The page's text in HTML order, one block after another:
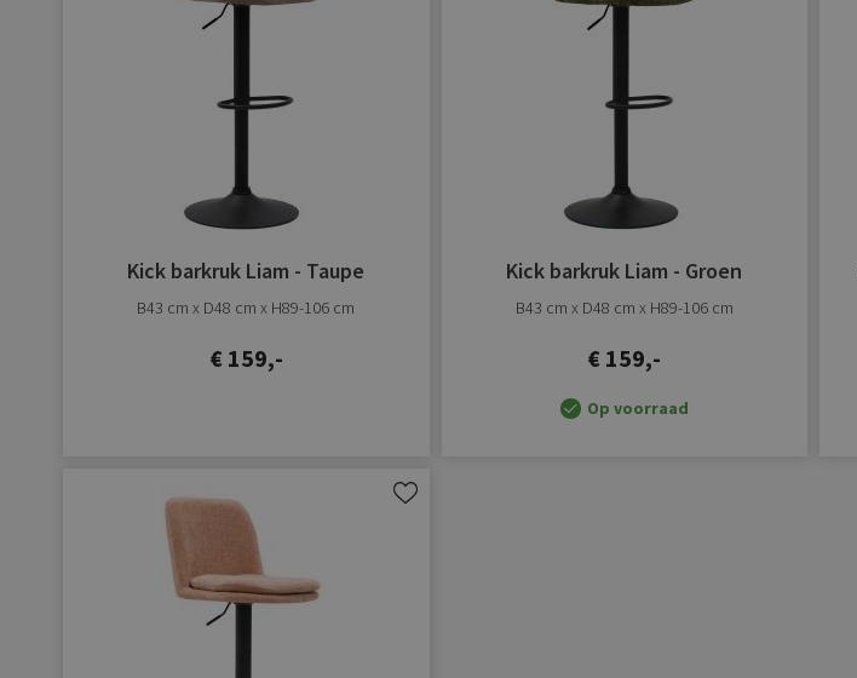
Kick barkruk Liam - Taupe
B43 cm x D48 cm x H89-106 cm
€ 159,-
Kick barkruk Liam - Groen
B43 cm x D48 cm x H89-106 cm
€ 159,-
Op voorraad